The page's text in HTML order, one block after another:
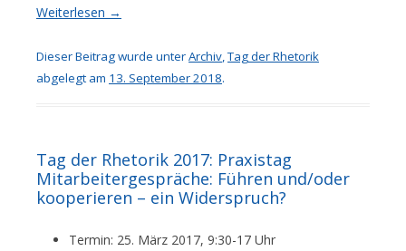
Weiterlesen →
Dieser Beitrag wurde unterArchiv,Tag der Rhetorik
abgelegt am 13. September 2018.
Tag der Rhetorik 2017: Praxistag
Mitarbeitergespräche: Führen und/oder
kooperieren – ein Widerspruch?
Termin: 25. März 2017, 9:30-17 Uhr